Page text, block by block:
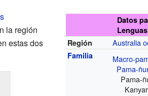
Datos
Región
Australia
Familia
Macro-
Pama-
Pama-
la región
estas dos